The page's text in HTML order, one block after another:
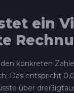
ein
konkreten
Das entspricht
über